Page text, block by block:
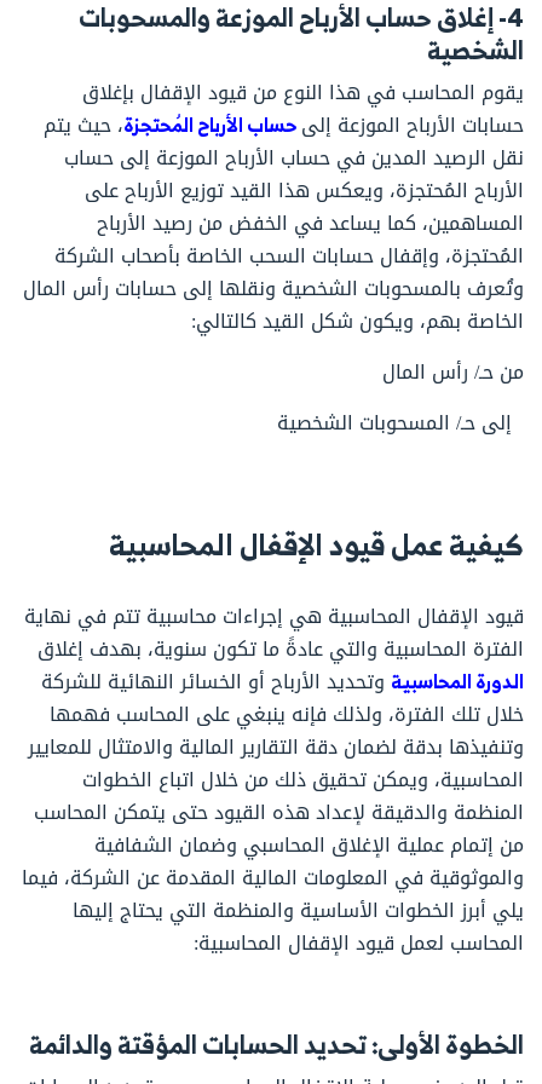
4- إغلاق حساب الأرباح الموزعة والمسحوبات
الشخصية
يقوم المحاسب في هذا النوع من قيود الإقفال بإغلاق
حسابات الأرباح الموزعة إلىحساب الأرباح المُحتجزة، حيث يتم
نقل الرصيد المدين في حساب الأرباح الموزعة إلى حساب
الأرباح المُحتجزة، ويعكس هذا القيد توزيع الأرباح على
المساهمين، كما يساعد في الخفض من رصيد الأرباح
المُحتجزة، وإقفال حسابات السحب الخاصة بأصحاب الشركة
وتُعرف بالمسحوبات الشخصية ونقلها إلى حسابات رأس المال
الخاصة بهم، ويكون شكل القيد كالتالي:
من حـ/ رأس المال
إلى حـ/ المسحوبات الشخصية
كيفية عمل قيود الإقفال المحاسبية
قيود الإقفال المحاسبية هي إجراءات محاسبية تتم في نهاية
الفترة المحاسبية والتي عادةً ما تكون سنوية، بهدف إغلاق
الدورة المحاسبية وتحديد الأرباح أو الخسائر النهائية للشركة
خلال تلك الفترة، ولذلك فإنه ينبغي على المحاسب فهمها
وتنفيذها بدقة لضمان دقة التقارير المالية والامتثال للمعايير
المحاسبية، ويمكن تحقيق ذلك من خلال اتباع الخطوات
المنظمة والدقيقة لإعداد هذه القيود حتى يتمكن المحاسب
من إتمام عملية الإغلاق المحاسبي وضمان الشفافية
والموثوقية في المعلومات المالية المقدمة عن الشركة، فيما
يلي أبرز الخطوات الأساسية والمنظمة التي يحتاج إليها
المحاسب لعمل قيود الإقفال المحاسبية:
الخطوة الأولى: تحديد الحسابات المؤقتة والدائمة